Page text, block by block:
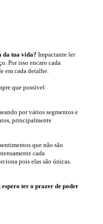
da tua vida? Impactante ler
Por isso encaro cada
em cada detalhe.
que possível
por vários segmentos e
principalmente
que não são
cada
pois elas são únicas.
ter o prazer de poder